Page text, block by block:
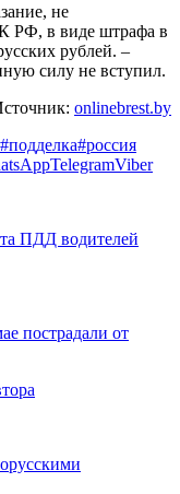
не
РФ, в виде штрафа в
рублей. –
силу не вступил.
onlinebrest.by
#подделка#россия
TelegramViber
ПДД водителей
пострадали от